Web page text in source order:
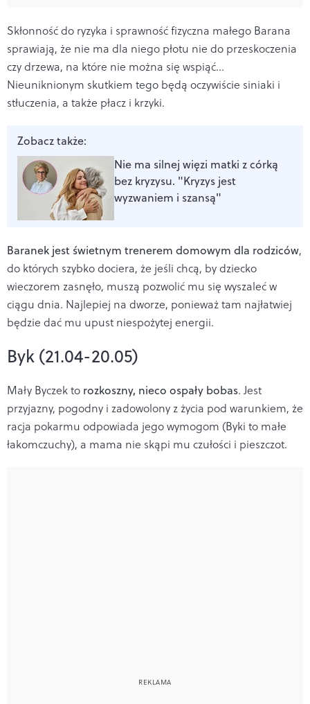
Skłonność do ryzyka i sprawność fizyczna małego Barana
sprawiają, że nie ma dla niego płotu nie do przeskoczenia
czy drzewa, na które nie można się wspiąć...
Nieuniknionym skutkiem tego będą oczywiście siniaki i
stłuczenia, a także płacz i krzyki.
Zobacz także:
Nie ma silnej więzi matki z córką
bez kryzysu. "Kryzys jest
wyzwaniem i szansą"
Baranek jest świetnym trenerem domowym dla rodziców,
do których szybko dociera, że jeśli chcą, by dziecko
wieczorem zasnęło, muszą pozwolić mu się wyszaleć w
ciągu dnia. Najlepiej na dworze, ponieważ tam najłatwiej
będzie dać mu upust niespożytej energii.
Byk (21.04-20.05)
Mały Byczek to rozkoszny, nieco ospały bobas. Jest
przyjazny, pogodny i zadowolony z życia pod warunkiem, że
racja pokarmu odpowiada jego wymogom (Byki to małe
łakomczuchy), a mama nie skąpi mu czułości i pieszczot.